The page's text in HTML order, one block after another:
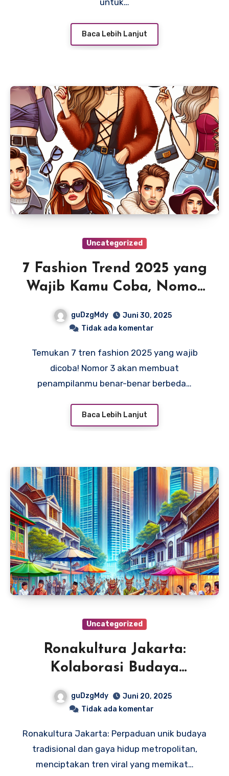
untuk…
Baca Lebih Lanjut
Uncategorized
7 Fashion Trend 2025 yang
Wajib Kamu Coba, Nomor
3 Bikin Pangling!
guDzgMdy
Juni 30, 2025
Tidak ada komentar
Temukan 7 tren fashion 2025 yang wajib
dicoba! Nomor 3 akan membuat
penampilanmu benar-benar berbeda…
Baca Lebih Lanjut
Uncategorized
Ronakultura Jakarta:
Kolaborasi Budaya
Tradisional & Gaya Hidup
Metropolitan yang Viral
guDzgMdy
Juni 20, 2025
Tidak ada komentar
Ronakultura Jakarta: Perpaduan unik budaya
tradisional dan gaya hidup metropolitan,
menciptakan tren viral yang memikat…